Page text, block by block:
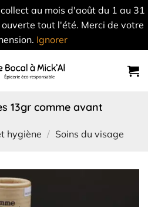
au mois d'août du 1 au 31
tout l'été. Merci de votre
Ignorer
13gr comme avant
hygiène / Soins du visage